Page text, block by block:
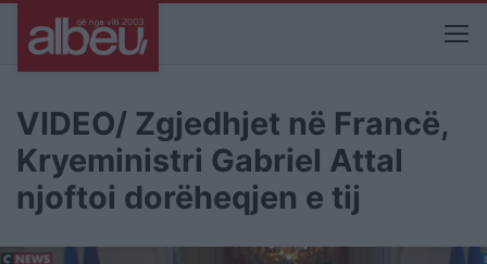
VIDEO/ Zgjedhjet në Francë,
Kryeministri Gabriel Attal
njoftoi dorëheqjen e tij